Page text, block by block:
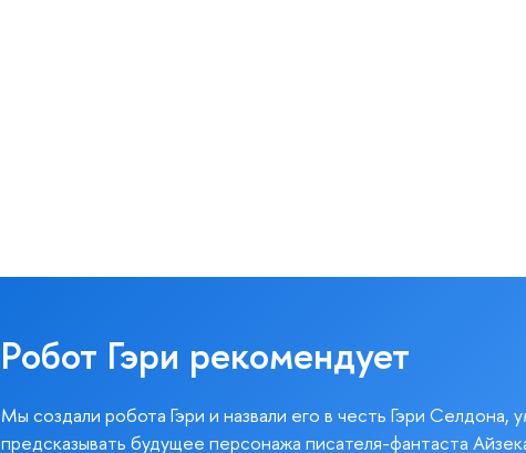
Робот Гэри рекомендует
Мы создали робота Гэри и назвали его в честь Гэри Селдона,
предсказывать будущее персонажа писателя-фантаста